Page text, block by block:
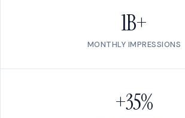
1B+
MONTHLY IMPRESSIONS
+35%